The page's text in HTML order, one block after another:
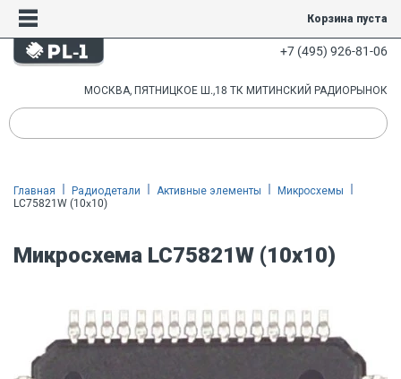
Корзина пуста
+7 (495) 926-81-06
МОСКВА, ПЯТНИЦКОЕ Ш.,18 ТК МИТИНСКИЙ РАДИОРЫНОК
Главная Радиодетали Активные элементы
Микросхемы
LC75821W (10x10)
Микросхема LC75821W (10x10)